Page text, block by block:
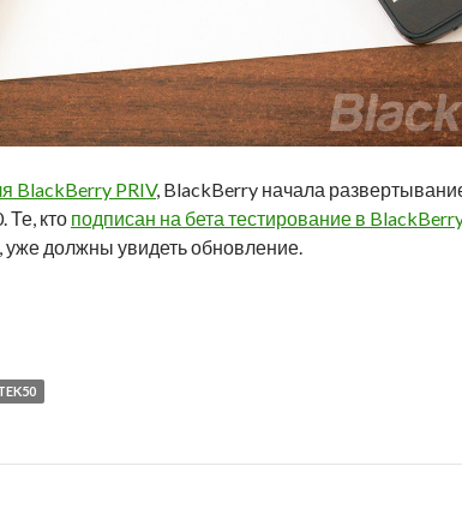
BlackBerry PRIV, BlackBerry начала
Те, кто подписан на бета тестирование в
уже должны увидеть обновление.
Android от BlackBerry для DTEK50